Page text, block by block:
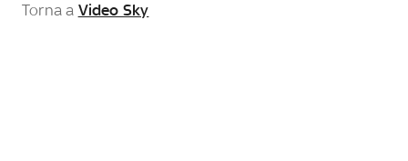
Torna a Video Sky